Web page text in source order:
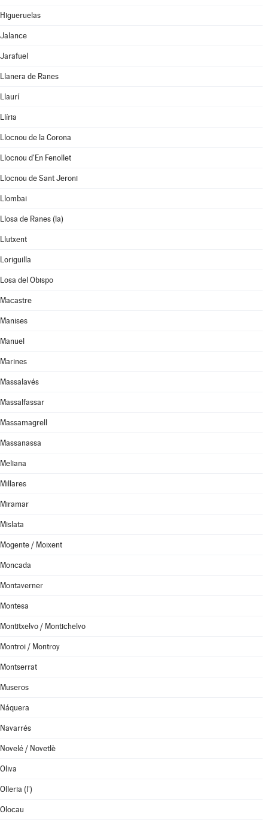
Higueruelas
Jalance
Jarafuel
Llanera de Ranes
Llaurí
Llíria
Llocnou de la Corona
Llocnou d'En Fenollet
Llocnou de Sant Jeroni
Llombai
Llosa de Ranes (la)
Llutxent
Loriguilla
Losa del Obispo
Macastre
Manises
Manuel
Marines
Massalavés
Massalfassar
Massamagrell
Massanassa
Meliana
Millares
Miramar
Mislata
Mogente / Moixent
Moncada
Montaverner
Montesa
Montitxelvo / Montichelvo
Montroi / Montroy
Montserrat
Museros
Náquera
Navarrés
Novelé / Novetlè
Oliva
Olleria (l')
Olocau